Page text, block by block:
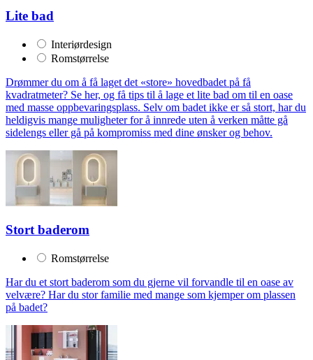
Lite bad
Interiørdesign
Romstørrelse
Drømmer du om å få laget det «store» hovedbadet på få
kvadratmeter? Se her, og få tips til å lage et lite bad om til en oase
med masse oppbevaringsplass. Selv om badet ikke er så stort, har du
heldigvis mange muligheter for å innrede uten å verken måtte gå
sidelengs eller gå på kompromiss med dine ønsker og behov.
Stort baderom
Romstørrelse
Har du et stort baderom som du gjerne vil forvandle til en oase av
velvære? Har du stor familie med mange som kjemper om plassen
på badet?